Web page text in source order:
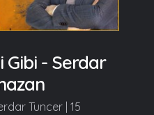
Gibi - Serdar
Tuncer | 15